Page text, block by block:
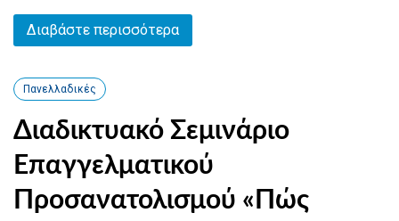
Διαβάστε περισσότερα
Πανελλαδικές
Διαδικτυακό Σεμινάριο
Επαγγελματικού
Προσανατολισμού «Πώς